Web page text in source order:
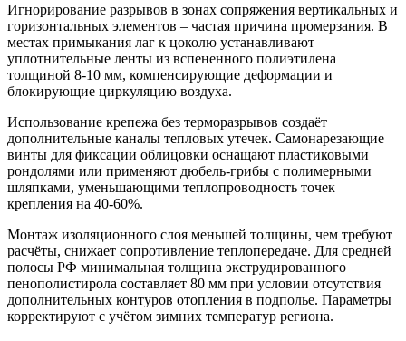
Игнорирование разрывов в зонах сопряжения вертикальных и
горизонтальных элементов – частая причина промерзания. В
местах примыкания лаг к цоколю устанавливают
уплотнительные ленты из вспененного полиэтилена
толщиной 8-10 мм, компенсирующие деформации и
блокирующие циркуляцию воздуха.
Использование крепежа без терморазрывов создаёт
дополнительные каналы тепловых утечек. Самонарезающие
винты для фиксации облицовки оснащают пластиковыми
рондолями или применяют дюбель-грибы с полимерными
шляпками, уменьшающими теплопроводность точек
крепления на 40-60%.
Монтаж изоляционного слоя меньшей толщины, чем требуют
расчёты, снижает сопротивление теплопередаче. Для средней
полосы РФ минимальная толщина экструдированного
пенополистирола составляет 80 мм при условии отсутствия
дополнительных контуров отопления в подполье. Параметры
корректируют с учётом зимних температур региона.